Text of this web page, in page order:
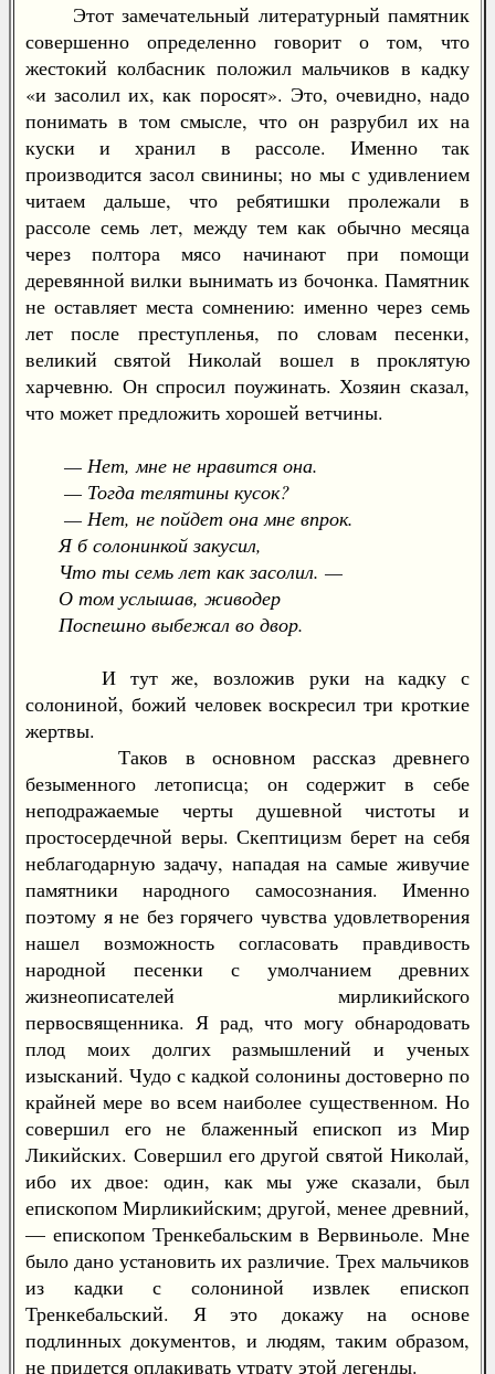
Этот замечательный литературный памятник
совершенно определенно говорит о том, что
жестокий колбасник положил мальчиков в кадку
«и засолил их, как поросят». Это, очевидно, надо
понимать в том смысле, что он разрубил их на
куски и хранил в рассоле. Именно так
производится засол свинины; но мы с удивлением
читаем дальше, что ребятишки пролежали в
рассоле семь лет, между тем как обычно месяца
через полтора мясо начинают при помощи
деревянной вилки вынимать из бочонка. Памятник
не оставляет места сомнению: именно через семь
лет после преступленья, по словам песенки,
великий святой Николай вошел в проклятую
харчевню. Он спросил поужинать. Хозяин сказал,
что может предложить хорошей ветчины.
— Нет, мне не нравится она.
— Тогда телятины кусок?
— Нет, не пойдет она мне впрок.
Я б солонинкой закусил,
Что ты семь лет как засолил. —
О том услышав, живодер
Поспешно выбежал во двор.
И тут же, возложив руки на кадку с
солониной, божий человек воскресил три кроткие
жертвы.
Таков в основном рассказ древнего
безыменного летописца; он содержит в себе
неподражаемые черты душевной чистоты и
простосердечной веры. Скептицизм берет на себя
неблагодарную задачу, нападая на самые живучие
памятники народного самосознания. Именно
поэтому я не без горячего чувства удовлетворения
нашел возможность согласовать правдивость
народной песенки с умолчанием древних
жизнеописателей мирликийского
первосвященника. Я рад, что могу обнародовать
плод моих долгих размышлений и ученых
изысканий. Чудо с кадкой солонины достоверно по
крайней мере во всем наиболее существенном. Но
совершил его не блаженный епископ из Мир
Ликийских. Совершил его другой святой Николай,
ибо их двое: один, как мы уже сказали, был
епископом Мирликийским; другой, менее древний,
— епископом Тренкебальским в Вервиньоле. Мне
было дано установить их различие. Трех мальчиков
из кадки с солониной извлек епископ
Тренкебальский. Я это докажу на основе
подлинных документов, и людям, таким образом,
не придется оплакивать утрату этой легенды.